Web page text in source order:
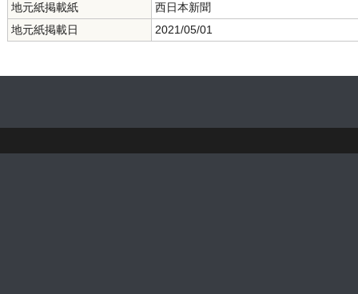
地元紙掲載紙
西日本新聞
地元紙掲載日
2021/05/01